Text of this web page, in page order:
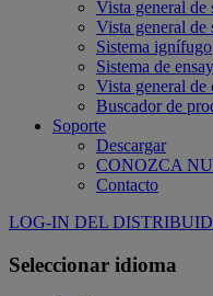
Vista general de
Vista general de
Sistema ignífugo
Sistema de
Vista general de
Buscador de
Soporte
Descargar
CONOZCA
Contacto
LOG-IN DEL
Seleccionar idioma